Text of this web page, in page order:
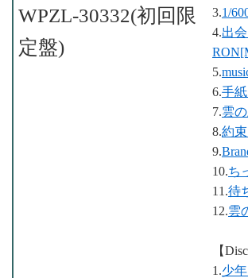
3.1/
4.出
5.
6.手
7.雲
8.約
9.
10.ち
11.待
12.雲
【
1.少
WPZL-30332(初回限
定盤)